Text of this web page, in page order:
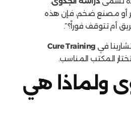
أو مصنع ضخم، فإن هذه
أم تتوقف فوراً؟”.
في Cure Training
المكتب المناسب.
ولماذا هي